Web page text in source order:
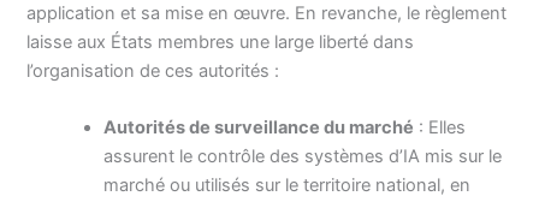
application et sa mise en œuvre. En revanche, le règlement
laisse aux États membres une large liberté dans
l’organisation de ces autorités :
Autorités de surveillance du marché : Elles
assurent le contrôle des systèmes d’IA mis sur le
marché ou utilisés sur le territoire national, en